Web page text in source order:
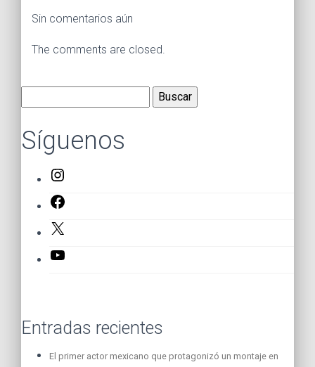
Sin comentarios aún
The comments are closed.
Buscar:
Síguenos
Entradas recientes
El primer actor mexicano que protagonizó un montaje en